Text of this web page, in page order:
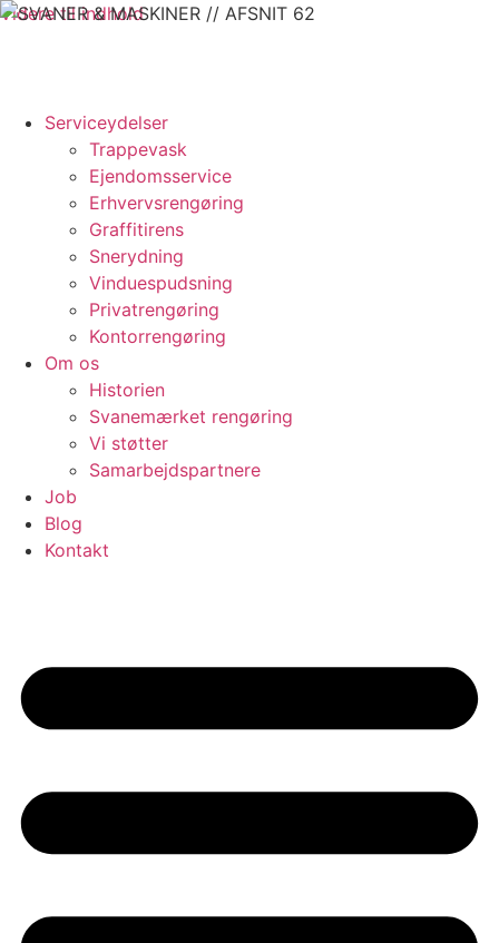
Videre til indhold
Serviceydelser
Trappevask
Ejendomsservice
Erhvervsrengøring
Graffitirens
Snerydning
Vinduespudsning
Privatrengøring
Kontorrengøring
Om os
Historien
Svanemærket rengøring
Vi støtter
Samarbejdspartnere
Job
Blog
Kontakt